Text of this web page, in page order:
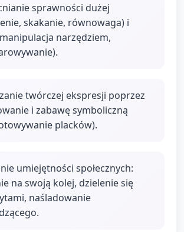
sprawności dużej
skakanie, równowaga) i
narzędziem,
twórczej ekspresji poprzez
i zabawę symboliczną
placków).
umiejętności społecznych:
na swoją kolej, dzielenie się
naśladowanie